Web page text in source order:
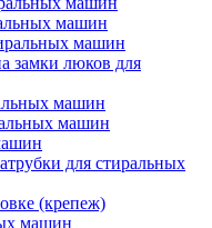
машин
машин
замки люков для
машин
машин
для стиральных
(крепеж)
машин